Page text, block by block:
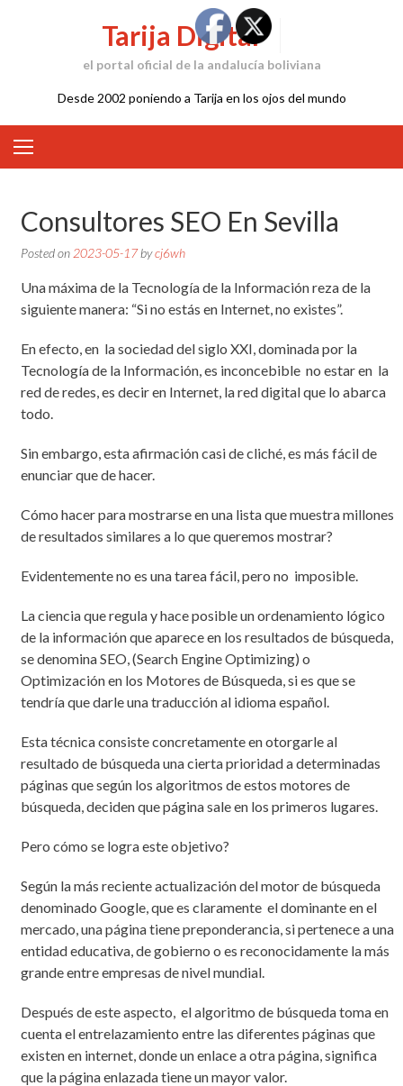
Tarija Digital
el portal oficial de la andalucía boliviana
Desde 2002 poniendo a Tarija en los ojos del mundo
Consultores SEO En Sevilla
Posted on 2023-05-17bycj6wh
Una máxima de la Tecnología de la Información reza de la
siguiente manera: “Si no estás en Internet, no existes”.
En efecto, en la sociedad del siglo XXI, dominada por la
Tecnología de la Información, es inconcebible no estar en la
red de redes, es decir en Internet, la red digital que lo abarca
todo.
Sin embargo, esta afirmación casi de cliché, es más fácil de
enunciar que de hacer.
Cómo hacer para mostrarse en una lista que muestra millones
de resultados similares a lo que queremos mostrar?
Evidentemente no es una tarea fácil, pero no imposible.
La ciencia que regula y hace posible un ordenamiento lógico
de la información que aparece en los resultados de búsqueda,
se denomina SEO, (Search Engine Optimizing) o
Optimización en los Motores de Búsqueda, si es que se
tendría que darle una traducción al idioma español.
Esta técnica consiste concretamente en otorgarle al
resultado de búsqueda una cierta prioridad a determinadas
páginas que según los algoritmos de estos motores de
búsqueda, deciden que página sale en los primeros lugares.
Pero cómo se logra este objetivo?
Según la más reciente actualización del motor de búsqueda
denominado Google, que es claramente el dominante en el
mercado, una página tiene preponderancia, si pertenece a una
entidad educativa, de gobierno o es reconocidamente la más
grande entre empresas de nivel mundial.
Después de este aspecto, el algoritmo de búsqueda toma en
cuenta el entrelazamiento entre las diferentes páginas que
existen en internet, donde un enlace a otra página, significa
que la página enlazada tiene un mayor valor.